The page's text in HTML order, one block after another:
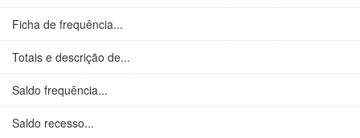
Ficha de frequência...
Totais e descrição de...
Saldo frequência...
Saldo recesso...